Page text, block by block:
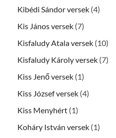
Kibédi Sándor versek (4)
Kis János versek (7)
Kisfaludy Atala versek (10)
Kisfaludy Károly versek (7)
Kiss Jenő versek (1)
Kiss József versek (4)
Kiss Menyhért (1)
Koháry István versek (1)